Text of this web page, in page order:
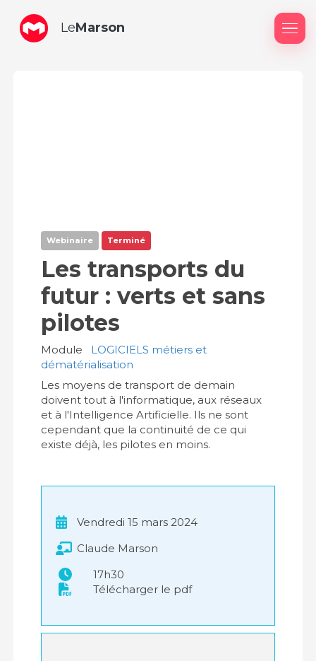
LeMarson
Webinaire Terminé
Les transports du
futur : verts et sans
pilotes
Module
LOGICIELS métiers et
dématérialisation
Les moyens de transport de demain
doivent tout à l'informatique, aux réseaux
et à l'Intelligence Artificielle. Ils ne sont
cependant que la continuité de ce qui
existe déjà, les pilotes en moins.
Vendredi 15 mars 2024
Claude Marson
17h30
Télécharger le pdf